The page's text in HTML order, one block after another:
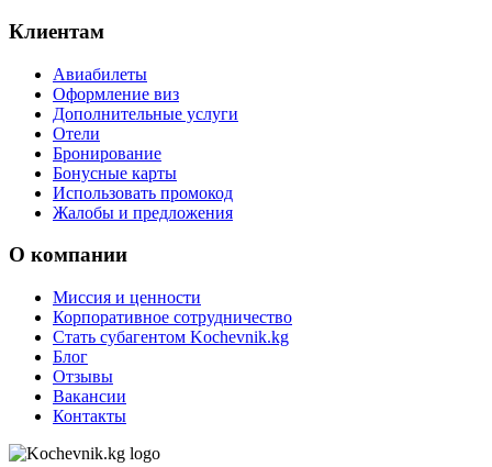
Клиентам
Авиабилеты
Оформление виз
Дополнительные услуги
Отели
Бронирование
Бонусные карты
Использовать промокод
Жалобы и предложения
О компании
Миссия и ценности
Корпоративное сотрудничество
Стать субагентом Kochevnik.kg
Блог
Отзывы
Вакансии
Контакты